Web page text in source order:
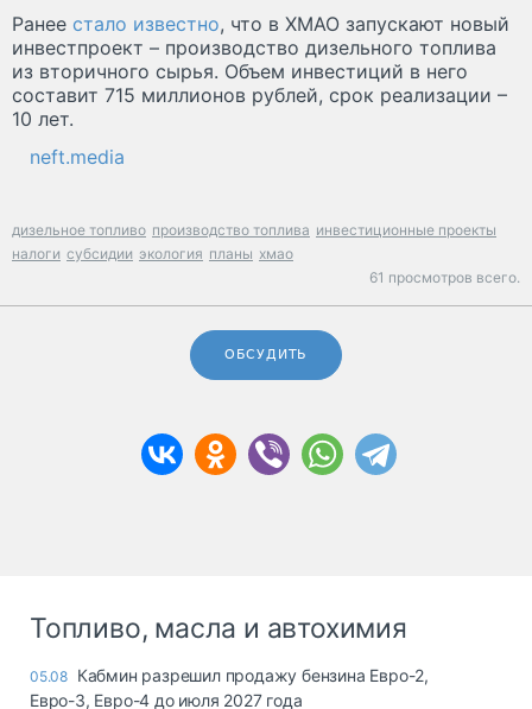
Ранее стало известно, что в ХМАО запускают новый
инвестпроект – производство дизельного топлива
из вторичного сырья. Объем инвестиций в него
составит 715 миллионов рублей, срок реализации –
10 лет.
neft.media
дизельное топливо производство топлива инвестиционные проекты
налоги субсидии экология планы хмао
61 просмотров всего.
ОБСУДИТЬ
Топливо, масла и автохимия
05.08 Кабмин разрешил продажу бензина Евро-2,
Евро-3, Евро-4 до июля 2027 года